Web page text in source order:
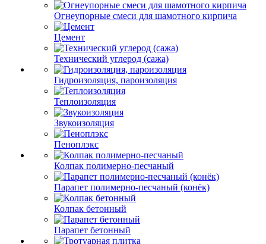
Огнеупорные смеси для шамотного кирпича
Цемент
Технический углерод (сажа)
Гидроизоляция, пароизоляция
Теплоизоляция
Звукоизоляция
Пеноплэкс
Колпак полимерно-песчаный
Парапет полимерно-песчаный (конёк)
Колпак бетонный
Парапет бетонный